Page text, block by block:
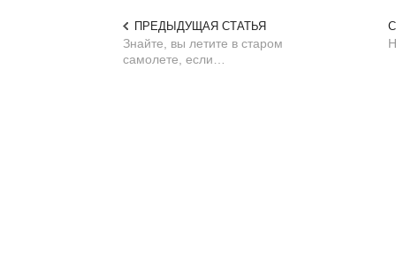
ПРЕДЫДУЩАЯ СТАТЬЯ
Знайте, вы летите в старом
самолете, если…